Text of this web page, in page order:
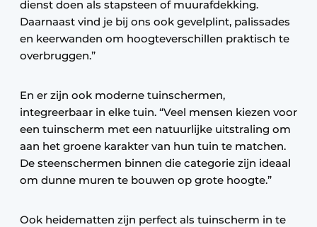
dienst doen als stapsteen of muurafdekking.
Daarnaast vind je bij ons ook gevelplint, palissades
en keerwanden om hoogteverschillen praktisch te
overbruggen.”
En er zijn ook moderne tuinschermen,
integreerbaar in elke tuin. “Veel mensen kiezen voor
een tuinscherm met een natuurlijke uitstraling om
aan het groene karakter van hun tuin te matchen.
De steenschermen binnen die categorie zijn ideaal
om dunne muren te bouwen op grote hoogte.”
Ook heidematten zijn perfect als tuinscherm in te